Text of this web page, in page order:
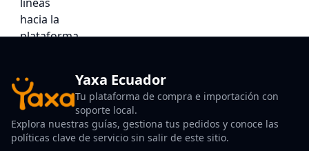
Yaxa Ecuador
Tu plataforma de compra e importación con
soporte local.
Explora nuestras guías, gestiona tus pedidos y conoce las
políticas clave de servicio sin salir de este sitio.